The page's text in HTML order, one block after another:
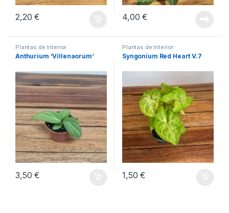
2,20€ 4,00€
Plantas de Interior
Anthurium ‘Villenaorum’
3,50€
Plantas de Interior
Syngonium Red Heart V.7
1,50€